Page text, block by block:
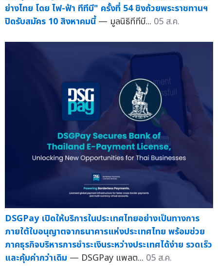
ย่างไทย โดย ไฟ-ฟ้า ทีทีบี" ครั้งที่ 54 ชิงถ้วยพระราชทานฯ
ปิดรับสมัคร 10 สิงหาคมนี้ — มูลนิธิทีทีบี... 05 ส.ค.
DSGPay เปิดให้บริการในประเทศไทยอย่างเป็นทางการ
ภายใต้ใบอนุญาตจากธนาคารแห่งประเทศไทย พร้อมช่วย
ภาคธุรกิจบริหารการชำระเงินระหว่างประเทศได้ง่าย รวดเร็ว
และคุ้มค่ากว่าเดิม — DSGPay แพลต... 05 ส.ค.